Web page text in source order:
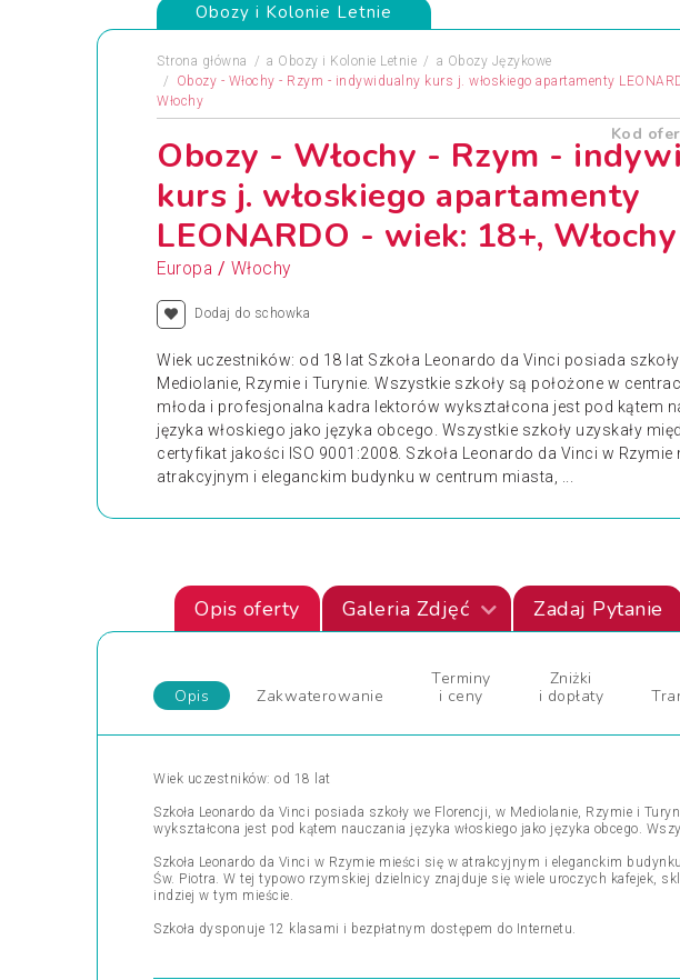
Obozy i Kolonie Letnie
Strona główna a Obozy i Kolonie Letnie a Obozy Językowe
Obozy - Włochy - Rzym - indywidualny kurs j. włoskiego apartamenty
Włochy
Kod
Obozy - Włochy - Rzym -
kurs j. włoskiego apartamenty
LEONARDO - wiek: 18+, Włochy
Europa / Włochy
Dodaj do schowka
Wiek uczestników: od 18 lat Szkoła Leonardo da Vinci posiada
Mediolanie, Rzymie i Turynie. Wszystkie szkoły są położone w
młoda i profesjonalna kadra lektorów wykształcona jest pod kątem
języka włoskiego jako języka obcego. Wszystkie szkoły uzyskały
certyfikat jakości ISO 9001:2008. Szkoła Leonardo da Vinci w Rzymie
atrakcyjnym i eleganckim budynku w centrum miasta, ...
Opis oferty Galeria Zdjęć Zadaj Pytanie
Opis Zakwaterowanie
Terminy
i ceny
Zniżki
i dopłaty
Wiek uczestników: od 18 lat
Szkoła Leonardo da Vinci posiada szkoły we Florencji, w Mediolanie, Rzymie i
wykształcona jest pod kątem nauczania języka włoskiego jako języka obcego.
Szkoła Leonardo da Vinci w Rzymie mieści się w atrakcyjnym i eleganckim
Św. Piotra. W tej typowo rzymskiej dzielnicy znajduje się wiele uroczych kafejek,
indziej w tym mieście.
Szkoła dysponuje 12 klasami i bezpłatnym dostępem do Internetu.